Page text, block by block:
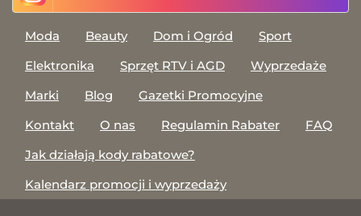
Moda Beauty Dom i Ogród
Sport
Elektronika
Sprzęt RTV i AGD
Wyprzedaże
Marki
Blog
Gazetki Promocyjne
Kontakt
O nas Regulamin Rabater
FAQ
Jak działają kody rabatowe?
Kalendarz promocji i wyprzedaży